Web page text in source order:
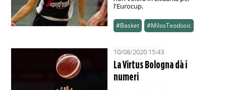
l'Eurocup.
#Basket #MilosTeodosic
10/08/2020 15:43
La Virtus Bologna dà i
numeri